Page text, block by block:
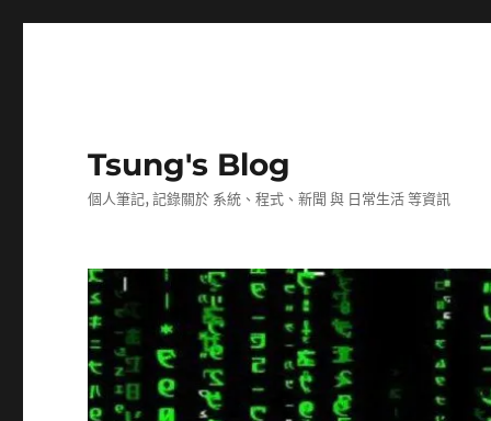
Tsung's Blog
個人筆記, 記錄關於 系統、程式、新聞 與 日常生活 等資訊